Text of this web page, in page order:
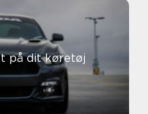
på dit køretøj